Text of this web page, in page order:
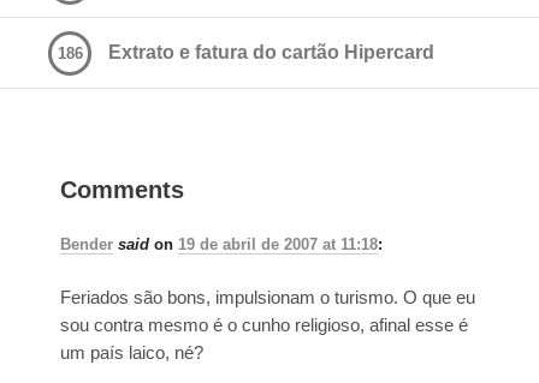
Extrato e fatura do cartão Hipercard
186
Comments
Bender said on 19 de abril de 2007 at 11:18:
Feriados são bons, impulsionam o turismo. O que eu
sou contra mesmo é o cunho religioso, afinal esse é
um país laico, né?